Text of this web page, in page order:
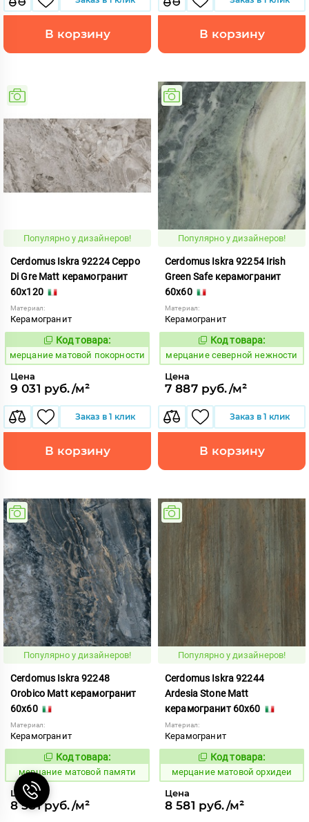
В корзину В корзину
Популярно у дизайнеров!
Cerdomus Iskra 92224 Ceppo
Di Gre Matt керамогранит
60x120
Материал:
Керамогранит
975447
Код товара:
мерцание матовой покорности
Цена
9 031 руб./м²
Заказ в 1 клик
В корзину
Популярно у дизайнеров!
Cerdomus Iskra 92254 Irish
Green Safe керамогранит
60x60
Материал:
Керамогранит
979308
Код товара:
мерцание северной нежности
Цена
7 887 руб./м²
Заказ в 1 клик
В корзину
Популярно у дизайнеров!
Cerdomus Iskra 92248
Orobico Matt керамогранит
60x60
Материал:
Керамогранит
975443
Код товара:
мерцание матовой памяти
Цена
8 581 руб./м²
Популярно у дизайнеров!
Cerdomus Iskra 92244
Ardesia Stone Matt
керамогранит 60x60
Материал:
Керамогранит
975439
Код товара:
мерцание матовой орхидеи
Цена
8 581 руб./м²